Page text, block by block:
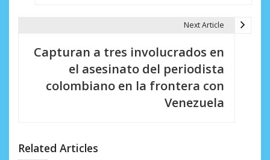
d
Next Article
Capturan a tres involucrados en
el asesinato del periodista
colombiano en la frontera con
Venezuela
Related Articles